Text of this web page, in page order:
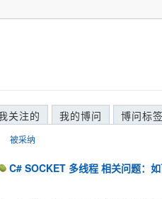
关注的 我的博问 博问标签
被采纳
C# SOCKET 多线程 相关问题：